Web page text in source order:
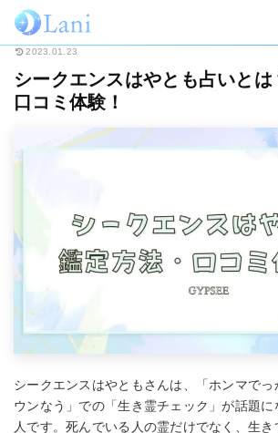
ホーム 占い シークエンスはやとも占
2023.01.23
シークエンスはやとも占いとは
口コミ体験！
シークエンスはやともさんは、「ホンマで
ウンなう」での「生き霊チェック」が話題
人です。死んでいる人の霊だけでなく、生き